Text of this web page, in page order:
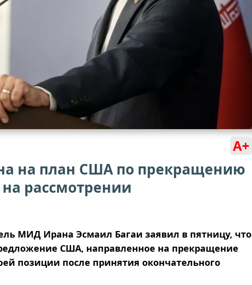
A+
на план США по прекращению
рассмотрении
МИД Ирана Эсмаил Багаи заявил в пятницу, что
США, направленное на прекращение
позиции после принятия окончательного